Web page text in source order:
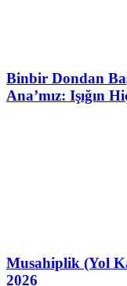
Binbir Dondan
Ana’mız: Işığın
Musahiplik (Yol
2026